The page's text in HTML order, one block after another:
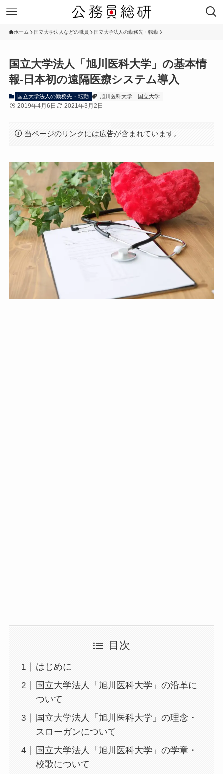
ホーム 国立大学法人などの職員 国立大学法人の勤務先・転勤
国立大学法人「旭川医科大学」の基本情
報-日本初の遠隔医療システム導入
国立大学法人の勤務先・転勤 旭川医科大学 国立大学
2019年4月6日 2021年3月2日
当ページのリンクには広告が含まれています。
目次
はじめに
国立大学法人「旭川医科大学」の沿革に
ついて
国立大学法人「旭川医科大学」の理念・
スローガンについて
国立大学法人「旭川医科大学」の学章・
校歌について